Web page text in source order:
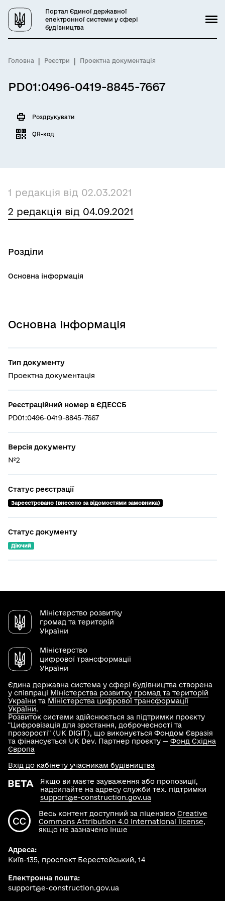
Портал Єдиної державної
електронної системи у сфері
будівництва
Головна Реєстри Проектна документація
PD01:0496-0419-8845-7667
Роздрукувати
QR-код
1 редакція від 02.03.2021
2 редакція від 04.09.2021
Основна інформація
Тип документу
Проектна документація
Реєстраційний номер в ЄДЕССБ
PD01:0496-0419-8845-7667
Версія документу
№2
Статус реєстрації
Зареєстровано (внесено за відомостями замовника)
Статус документу
Діючий
Розділи
Основна інформація
Міністерство розвитку
громад та територій
України
Міністерство
цифрової трансформації
України
Єдина державна система у сфері будівництва створена
у співпраці Міністерства розвитку громад та територій
України та Міністерства цифрової трансформації
України.
Розвиток системи здійснюється за підтримки проєкту
"Цифровізація для зростання, доброчесності та
прозорості" (UK DIGIT), що виконується Фондом Євразія
та фінансується UK Dev. Партнер проєкту — Фонд Східна
Європа
Якщо ви маєте зауваження або пропозиції,
надсилайте на адресу служби тех. підтримки
support@e-construction.gov.ua
Весь контент доступний за ліцензією Creative
Commons Attribution 4.0 International license,
якщо не зазначено інше
Вхід до кабінету учасникам будівництва
Адреса:
Київ-135, проспект Берестейський, 14
Електронна пошта:
support@e-construction.gov.ua